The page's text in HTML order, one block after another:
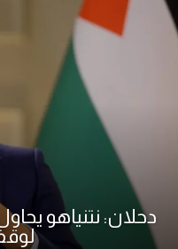
دحلان: نتنياهو